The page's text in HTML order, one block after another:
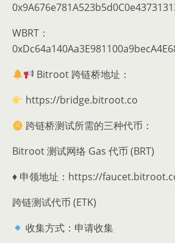
WBRT：
Bitroot 跨链桥地址：
https://bridge.bitroot.co
跨链桥测试所需的三种代币：
Bitroot 测试网络 Gas 代币 (BRT)
♦️ 申领地址：https://
跨链测试代币 (ETK)
收集方式：申请收集